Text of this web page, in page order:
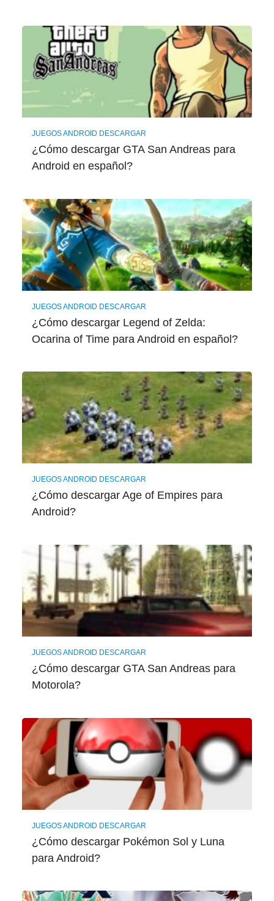
JUEGOS ANDROID DESCARGAR
¿Cómo descargar GTA San Andreas para
Android en español?
JUEGOS ANDROID DESCARGAR
¿Cómo descargar Legend of Zelda:
Ocarina of Time para Android en español?
JUEGOS ANDROID DESCARGAR
¿Cómo descargar Age of Empires para
Android?
JUEGOS ANDROID DESCARGAR
¿Cómo descargar GTA San Andreas para
Motorola?
JUEGOS ANDROID DESCARGAR
¿Cómo descargar Pokémon Sol y Luna
para Android?